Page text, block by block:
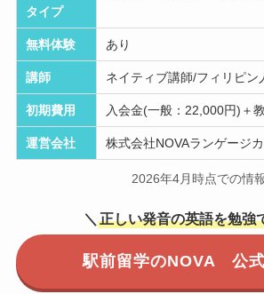
タイプ
無料体験 あり
講師 ネイティブ講師/フィリピン
初期費用 入会金(一般：22,000円)＋
運営会社 株式会社NOVAランゲージ
2026年4月時点での情
＼ 正しい発音の英語を勉強
駅前留学のNOVA 公